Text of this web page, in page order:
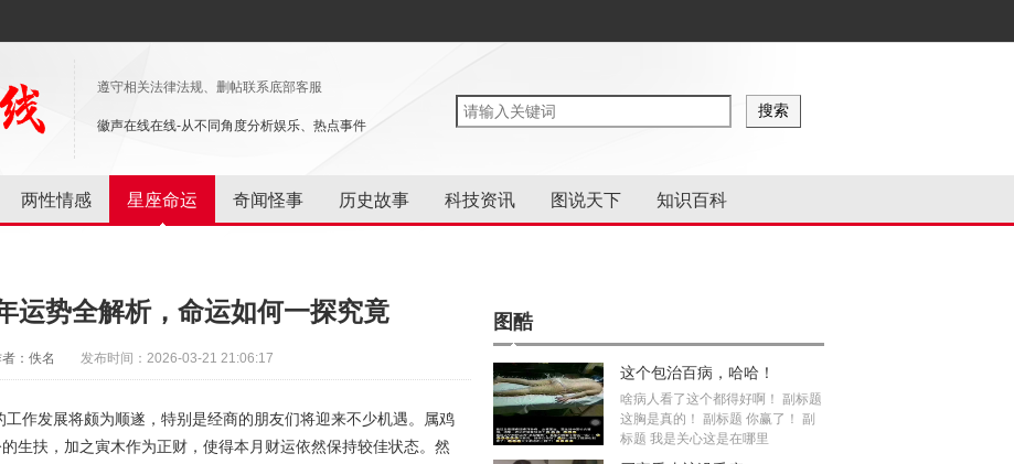
遵守相关法律法规、删帖联系底部客服
徽声在线在线-从不同角度分析娱乐、热点事件
两性情感 星座命运 奇闻怪事 历史故事 科技资讯 图说天下 知识百科
运势全解析，命运如何一探究竟
：佚名 发布时间：2026-03-21 21:06:17
作发展将颇为顺遂，特别是经商的朋友们将迎来不少机遇。属鸡
生扶，加之寅木作为正财，使得本月财运依然保持较佳状态。然
图酷
这个包治百病，哈哈！
啥病人看了这个都得好啊！ 副标题
这胸是真的！ 副标题 你赢了！ 副
标题 我是关心这是在哪里